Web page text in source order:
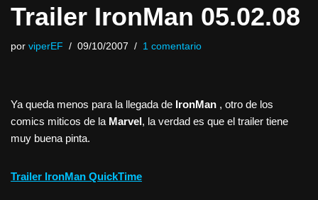
Trailer IronMan 05.02.08
por viperEF 09/10/2007 1 comentario
Ya queda menos para la llegada de IronMan , otro de los
comics miticos de la Marvel, la verdad es que el trailer tiene
muy buena pinta.
Trailer IronMan QuickTime